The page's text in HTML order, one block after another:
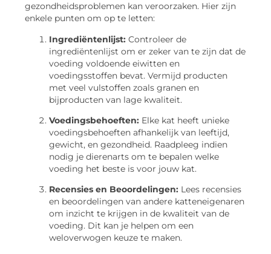
gezondheidsproblemen kan veroorzaken. Hier zijn
enkele punten om op te letten:
Ingrediëntenlijst: Controleer de
ingrediëntenlijst om er zeker van te zijn dat de
voeding voldoende eiwitten en
voedingsstoffen bevat. Vermijd producten
met veel vulstoffen zoals granen en
bijproducten van lage kwaliteit.
Voedingsbehoeften: Elke kat heeft unieke
voedingsbehoeften afhankelijk van leeftijd,
gewicht, en gezondheid. Raadpleeg indien
nodig je dierenarts om te bepalen welke
voeding het beste is voor jouw kat.
Recensies en Beoordelingen: Lees recensies
en beoordelingen van andere katteneigenaren
om inzicht te krijgen in de kwaliteit van de
voeding. Dit kan je helpen om een
weloverwogen keuze te maken.